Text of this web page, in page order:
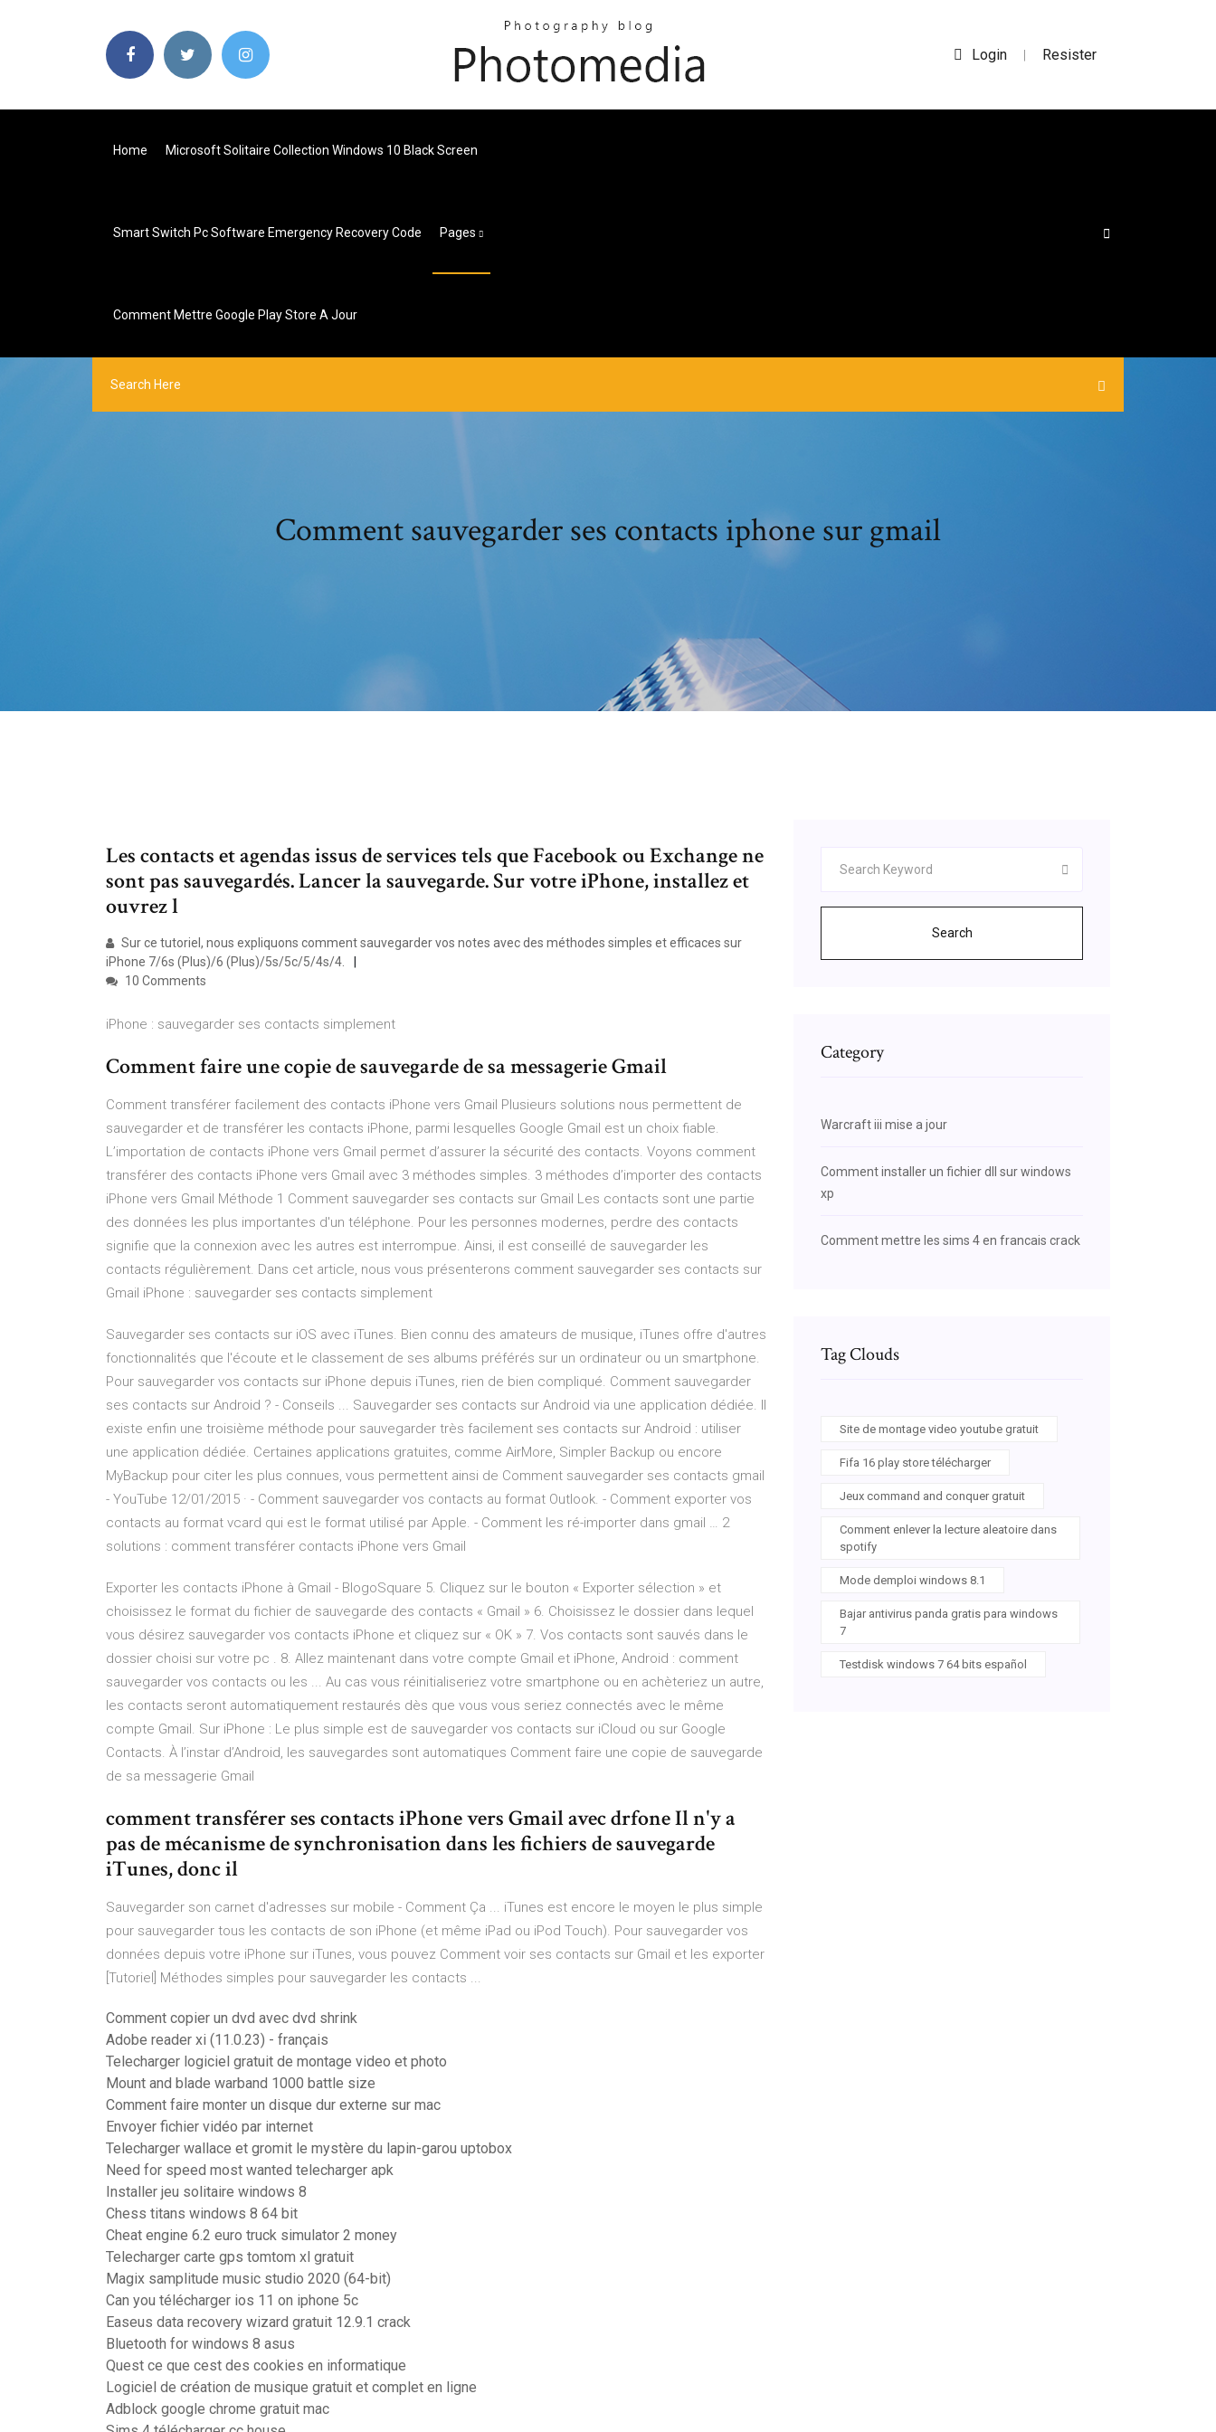
Login | Resister
Home Microsoft Solitaire Collection Windows 10 Black Screen
Smart Switch Pc Software Emergency Recovery Code Pages
Comment Mettre Google Play Store A Jour
Comment sauvegarder ses contacts iphone sur gmail
Les contacts et agendas issus de services tels que Facebook ou Exchange ne
sont pas sauvegardés. Lancer la sauvegarde. Sur votre iPhone, installez et
ouvrez l
Sur ce tutoriel, nous expliquons comment sauvegarder vos notes avec des méthodes simples et efficaces sur
iPhone 7/6s (Plus)/6 (Plus)/5s/5c/5/4s/4.
10 Comments
iPhone : sauvegarder ses contacts simplement
Comment faire une copie de sauvegarde de sa messagerie Gmail
Comment transférer facilement des contacts iPhone vers Gmail Plusieurs solutions nous permettent de
sauvegarder et de transférer les contacts iPhone, parmi lesquelles Google Gmail est un choix fiable.
L’importation de contacts iPhone vers Gmail permet d’assurer la sécurité des contacts. Voyons comment
transférer des contacts iPhone vers Gmail avec 3 méthodes simples. 3 méthodes d’importer des contacts
iPhone vers Gmail Méthode 1 Comment sauvegarder ses contacts sur Gmail Les contacts sont une partie
des données les plus importantes d'un téléphone. Pour les personnes modernes, perdre des contacts
signifie que la connexion avec les autres est interrompue. Ainsi, il est conseillé de sauvegarder les
contacts régulièrement. Dans cet article, nous vous présenterons comment sauvegarder ses contacts sur
Gmail iPhone : sauvegarder ses contacts simplement
Sauvegarder ses contacts sur iOS avec iTunes. Bien connu des amateurs de musique, iTunes offre d'autres
fonctionnalités que l'écoute et le classement de ses albums préférés sur un ordinateur ou un smartphone.
Pour sauvegarder vos contacts sur iPhone depuis iTunes, rien de bien compliqué. Comment sauvegarder
ses contacts sur Android ? - Conseils ... Sauvegarder ses contacts sur Android via une application dédiée. Il
existe enfin une troisième méthode pour sauvegarder très facilement ses contacts sur Android : utiliser
une application dédiée. Certaines applications gratuites, comme AirMore, Simpler Backup ou encore
MyBackup pour citer les plus connues, vous permettent ainsi de Comment sauvegarder ses contacts gmail
- YouTube 12/01/2015 · - Comment sauvegarder vos contacts au format Outlook. - Comment exporter vos
contacts au format vcard qui est le format utilisé par Apple. - Comment les ré-importer dans gmail … 2
solutions : comment transférer contacts iPhone vers Gmail
Exporter les contacts iPhone à Gmail - BlogoSquare 5. Cliquez sur le bouton « Exporter sélection » et
choisissez le format du fichier de sauvegarde des contacts « Gmail » 6. Choisissez le dossier dans lequel
vous désirez sauvegarder vos contacts iPhone et cliquez sur « OK » 7. Vos contacts sont sauvés dans le
dossier choisi sur votre pc . 8. Allez maintenant dans votre compte Gmail et iPhone, Android : comment
sauvegarder vos contacts ou les ... Au cas vous réinitialiseriez votre smartphone ou en achèteriez un autre,
les contacts seront automatiquement restaurés dès que vous vous seriez connectés avec le même
compte Gmail. Sur iPhone : Le plus simple est de sauvegarder vos contacts sur iCloud ou sur Google
Contacts. À l’instar d’Android, les sauvegardes sont automatiques Comment faire une copie de sauvegarde
de sa messagerie Gmail
comment transférer ses contacts iPhone vers Gmail avec drfone Il n'y a
pas de mécanisme de synchronisation dans les fichiers de sauvegarde
iTunes, donc il
Sauvegarder son carnet d'adresses sur mobile - Comment Ça ... iTunes est encore le moyen le plus simple
pour sauvegarder tous les contacts de son iPhone (et même iPad ou iPod Touch). Pour sauvegarder vos
données depuis votre iPhone sur iTunes, vous pouvez Comment voir ses contacts sur Gmail et les exporter
[Tutoriel] Méthodes simples pour sauvegarder les contacts ...
Comment copier un dvd avec dvd shrink
Adobe reader xi (11.0.23) - français
Telecharger logiciel gratuit de montage video et photo
Mount and blade warband 1000 battle size
Comment faire monter un disque dur externe sur mac
Envoyer fichier vidéo par internet
Telecharger wallace et gromit le mystère du lapin-garou uptobox
Need for speed most wanted telecharger apk
Installer jeu solitaire windows 8
Chess titans windows 8 64 bit
Cheat engine 6.2 euro truck simulator 2 money
Telecharger carte gps tomtom xl gratuit
Magix samplitude music studio 2020 (64-bit)
Can you télécharger ios 11 on iphone 5c
Easeus data recovery wizard gratuit 12.9.1 crack
Bluetooth for windows 8 asus
Quest ce que cest des cookies en informatique
Logiciel de création de musique gratuit et complet en ligne
Adblock google chrome gratuit mac
Search
Category
Warcraft iii mise a jour
Comment installer un fichier dll sur windows
xp
Comment mettre les sims 4 en francais crack
Tag Clouds
Site de montage video youtube gratuit
Fifa 16 play store télécharger
Jeux command and conquer gratuit
Comment enlever la lecture aleatoire dans
spotify
Mode demploi windows 8.1
Bajar antivirus panda gratis para windows
7
Testdisk windows 7 64 bits español